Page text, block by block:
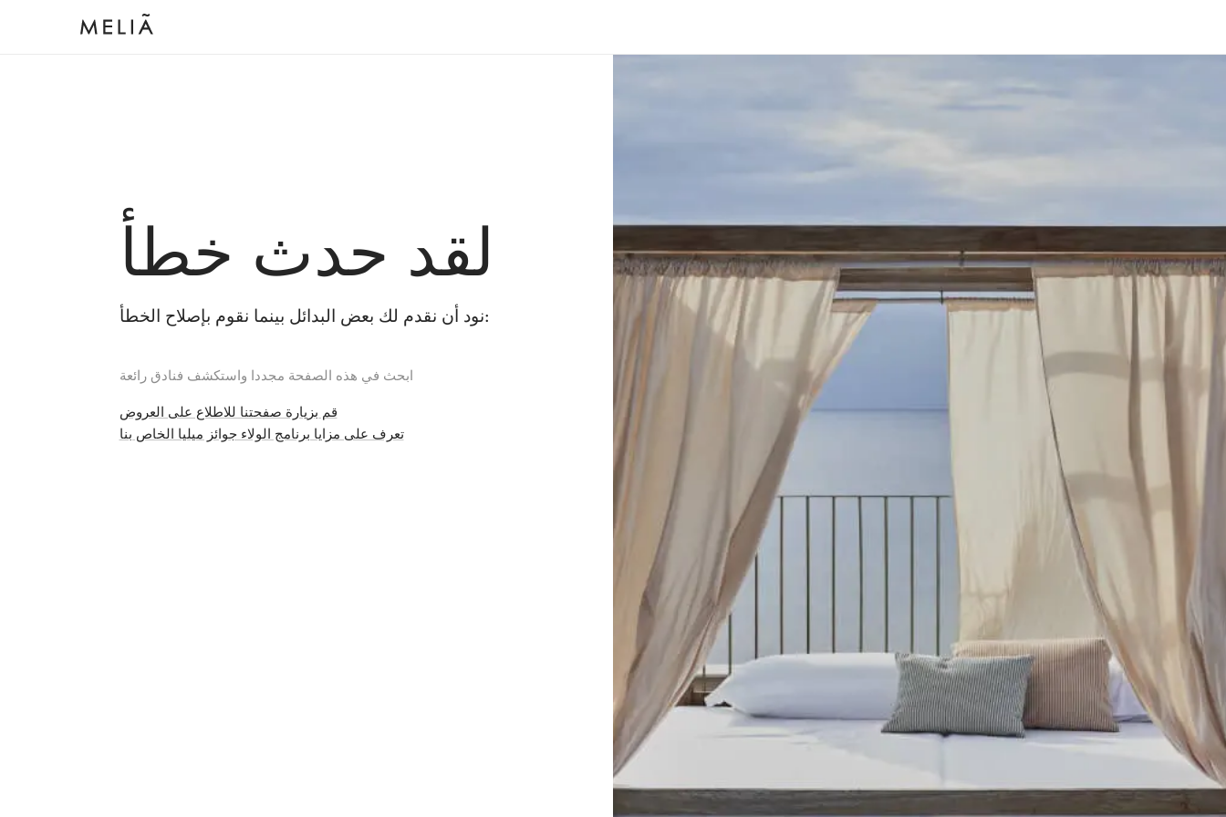
لقد حدث خطأ
نود أن نقدم لك بعض البدائل بينما نقوم بإصلاح الخطأ:
ابحث في هذه الصفحة مجددا واستكشف فنادق رائعة
قم بزيارة صفحتنا للاطلاع على العروض
تعرف على مزايا برنامج الولاء جوائز ميليا الخاص بنا